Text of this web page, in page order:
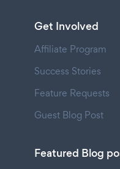
Get Involved
Affiliate Program
Success Stories
Feature Requests
Guest Blog Post
Featured Blog